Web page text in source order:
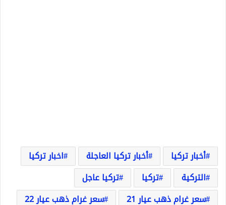
أخبار تركيا أخبار تركيا العاجلة
اخبار تركيا
التركية
تركيا
تركيا عاجل
سعر غرام ذهب عيار 21
سعر غرام ذهب عيار 22